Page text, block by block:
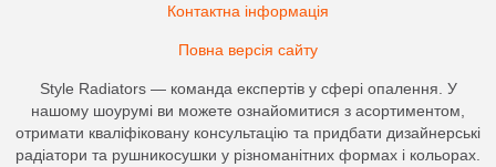
Контактна інформація
Повна версія сайту
Style Radiators — команда експертів у сфері опалення. У
нашому шоурумі ви можете ознайомитися з асортиментом,
отримати кваліфіковану консультацію та придбати дизайнерські
радіатори та рушникосушки у різноманітних формах і кольорах.